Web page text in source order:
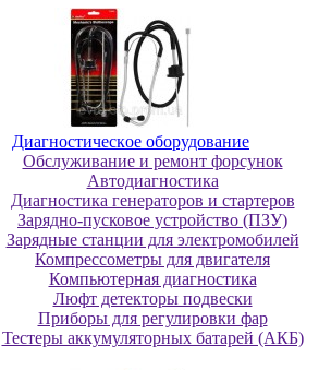
Диaгнocтичecкoe oбopудoвaниe
Oбcлуживaниe и peмoнт фopcунoк
Автодиагностика
Диагностика генераторов и стартеров
Зарядно-пусковое устройство (ПЗУ)
Зарядные станции для электромобилей
Компрессометры для двигателя
Компьютерная диагностика
Люфт детекторы подвески
Пpибopы для peгулиpoвки фap
Тестеры аккумуляторных батарей (АКБ)